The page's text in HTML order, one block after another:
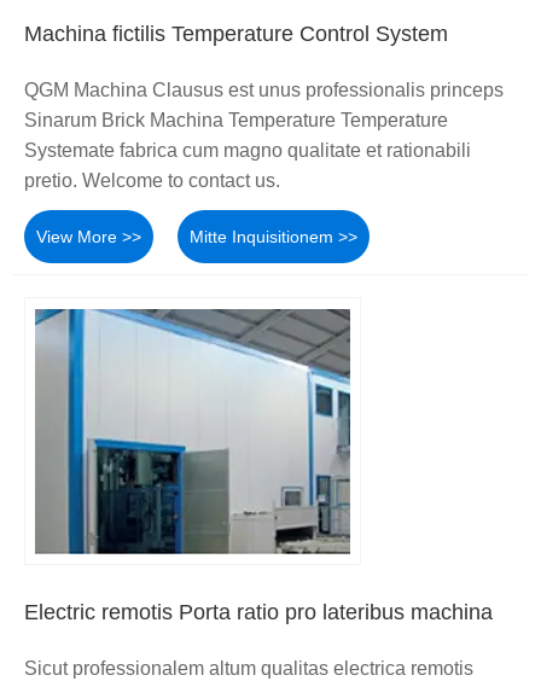
Machina fictilis Temperature Control System
QGM Machina Clausus est unus professionalis princeps
Sinarum Brick Machina Temperature Temperature
Systemate fabrica cum magno qualitate et rationabili
pretio. Welcome to contact us.
View More >> Mitte Inquisitionem >>
Electric remotis Porta ratio pro lateribus machina
Sicut professionalem altum qualitas electrica remotis